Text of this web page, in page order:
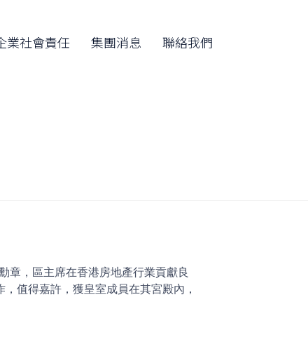
業社會責任 集團消息 聯絡我們
章，區主席在香港房地產行業貢獻良
值得嘉許，獲皇室成員在其宮殿內，